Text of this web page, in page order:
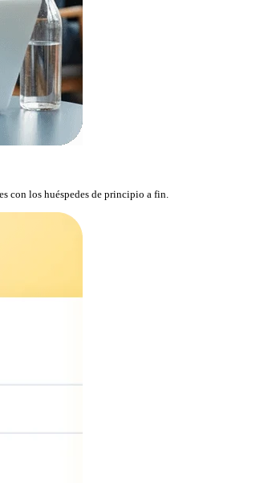
con los huéspedes de principio a fin.